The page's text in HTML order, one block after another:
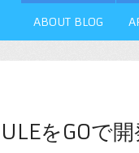
ABOUT BLOG
をGOで開